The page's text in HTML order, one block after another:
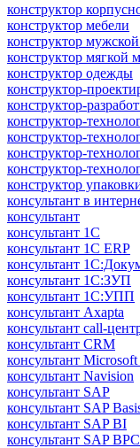
конструктор
конструктор мебели
конструктор
конструктор мягкой
конструктор одежды
конструктор-
конструктор-
конструктор-
конструктор-
конструктор-
конструктор-
конструктор
консультaнт в
консультант
консультант 1С
консультант 1С ERP
консультант
консультант 1С:ЗУП
консультант 1С:УПП
консультант Axapta
консультант call-
консультант CRM
консультант
консультант Navision
консультант SAP
консультант SAP
консультант SAP BI
консультант SAP BPC